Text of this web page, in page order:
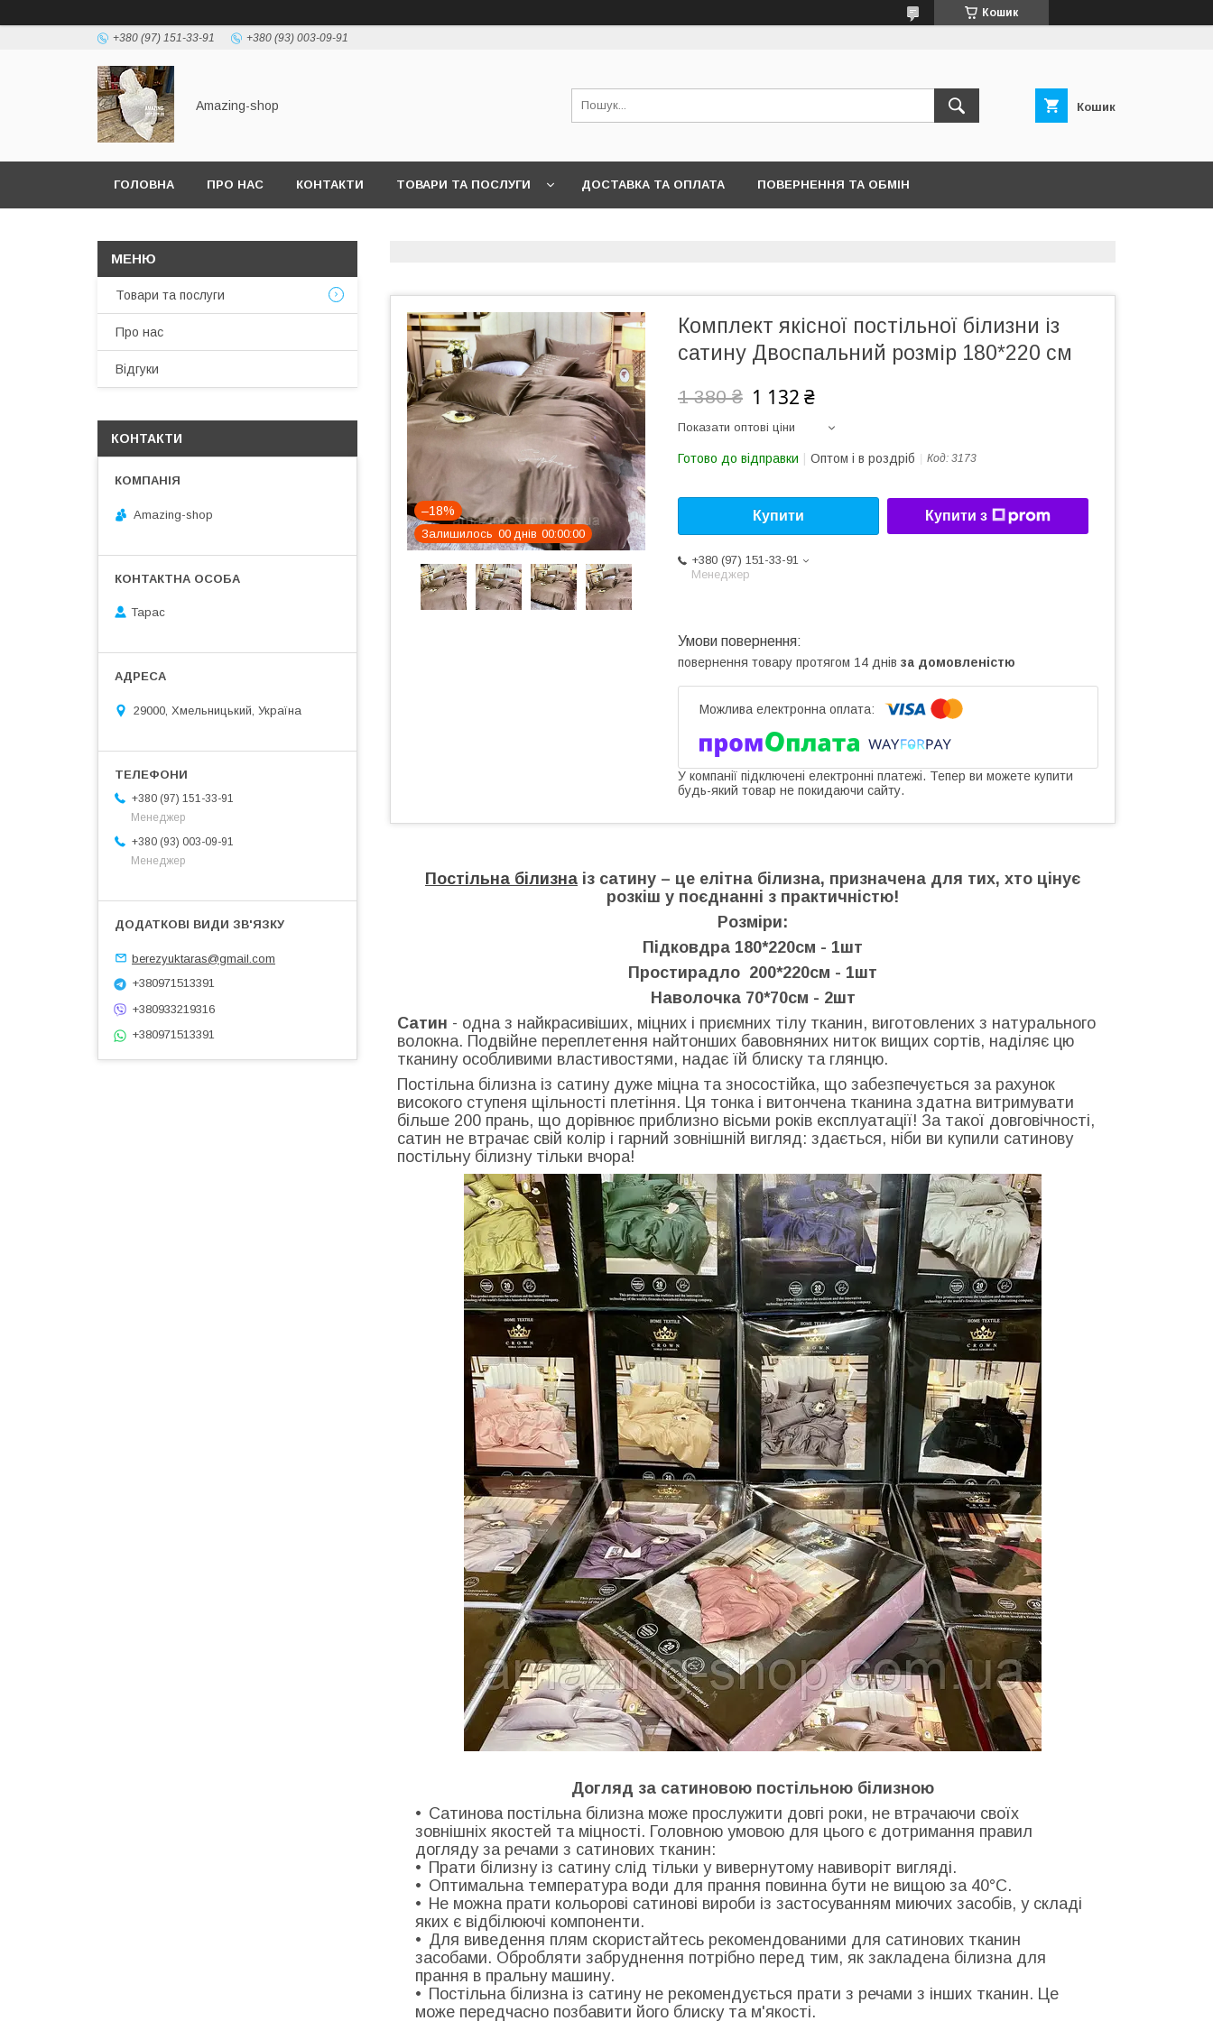
Кошик
+380 (97) 151-33-91 +380 (93) 003-09-91
Amazing-shop Кошик
ГОЛОВНА ПРО НАС КОНТАКТИ ТОВАРИ ТА ПОСЛУГИ ДОСТАВКА ТА ОПЛАТА ПОВЕРНЕННЯ ТА ОБМІН
–18%
Залишилось 00 днів 00 00 00
Комплект якісної постільної білизни із
сатину Двоспальний розмір 180*220 см
1 380 ₴ 1 132 ₴
Показати оптові ціни
Готово до відправки Оптом і в роздріб Код: 3173
Купити Купити з
+380 (97) 151-33-91
Менеджер
повернення товару протягом 14 днів за домовленістю
У компанії підключені електронні платежі. Тепер ви можете купити
будь-який товар не покидаючи сайту.
Постільна білизна із сатину – це елітна білизна, призначена для тих, хто цінує
розкіш у поєднанні з практичністю!
Розміри:
Підковдра 180*220см - 1шт
Простирадло 200*220см - 1шт
Наволочка 70*70см - 2шт
Сатин - одна з найкрасивіших, міцних і приємних тілу тканин, виготовлених з натурального
волокна. Подвійне переплетення найтонших бавовняних ниток вищих сортів, наділяє цю
тканину особливими властивостями, надає їй блиску та глянцю.
Постільна білизна із сатину дуже міцна та зносостійка, що забезпечується за рахунок
високого ступеня щільності плетіння. Ця тонка і витончена тканина здатна витримувати
більше 200 прань, що дорівнює приблизно вісьми років експлуатації! За такої довговічності,
сатин не втрачає свій колір і гарний зовнішній вигляд: здається, ніби ви купили сатинову
постільну білизну тільки вчора!
Догляд за сатиновою постільною білизною
Сатинова постільна білизна може прослужити довгі роки, не втрачаючи своїх
зовнішніх якостей та міцності. Головною умовою для цього є дотримання правил
догляду за речами з сатинових тканин:
Прати білизну із сатину слід тільки у вивернутому навиворіт вигляді.
Оптимальна температура води для прання повинна бути не вищою за 40°С.
Не можна прати кольорові сатинові вироби із застосуванням миючих засобів, у складі
яких є відбілюючі компоненти.
Для виведення плям скористайтесь рекомендованими для сатинових тканин
засобами. Обробляти забруднення потрібно перед тим, як закладена білизна для
прання в пральну машину.
Постільна білизна із сатину не рекомендується прати з речами з інших тканин. Це
може передчасно позбавити його блиску та м'якості.
Товари та послуги
Про нас
Відгуки
КОНТАКТИ
Amazing-shop
Тарас
29000, Хмельницький, Україна
+380 (97) 151-33-91
Менеджер
+380 (93) 003-09-91
Менеджер
berezyuktaras@gmail.com
+380971513391
+380933219316
+380971513391